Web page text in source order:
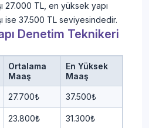
27.000 TL, en yüksek yapı
ise 37.500 TL seviyesindedir.
Denetim Teknikeri
Ortalama
Maaş
En Yüksek
Maaş
27.700₺ 37.500₺
23.800₺ 31.300₺